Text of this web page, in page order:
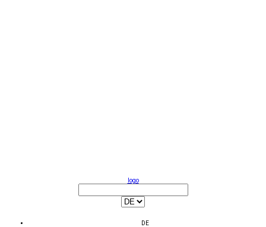
logo
DE